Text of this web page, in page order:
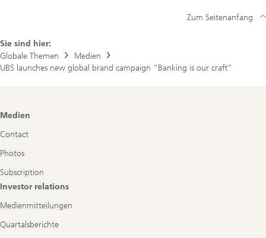
Sie sind hier:
Globale Themen
Medien
UBS launches new global brand campaign “Banking is our craft”
Zum Seitenanfang
Footer
Medien
Contact
Photos
Subscription
Investor relations
Medienmitteilungen
Quartalsberichte